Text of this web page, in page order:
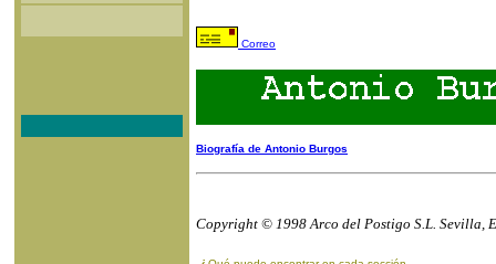
Correo
Biografía de Antonio Burgos
Copyright © 1998 Arco del Postigo S.L. Sevilla,